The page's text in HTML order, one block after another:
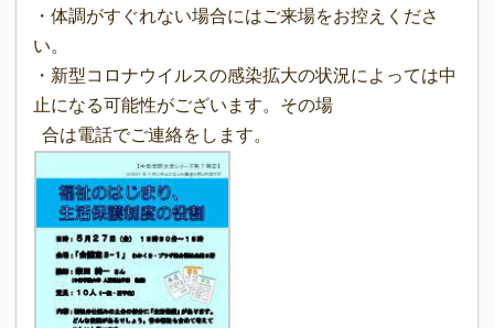
・体調がすぐれない場合にはご来場をお控えくださ
い。
・新型コロナウイルスの感染拡大の状況によっては中
止になる可能性がございます。その場
合は電話でご連絡をします。